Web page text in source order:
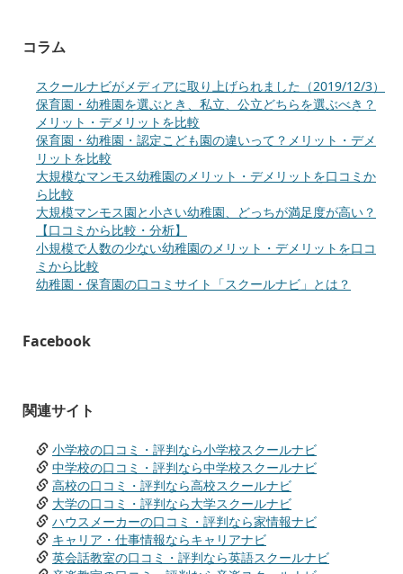
コラム
スクールナビがメディアに取り上げられました（2019/12/3）
保育園・幼稚園を選ぶとき、私立、公立どちらを選ぶべき？
メリット・デメリットを比較
保育園・幼稚園・認定こども園の違いって？メリット・デメ
リットを比較
大規模なマンモス幼稚園のメリット・デメリットを口コミか
ら比較
大規模マンモス園と小さい幼稚園、どっちが満足度が高い？
【口コミから比較・分析】
小規模で人数の少ない幼稚園のメリット・デメリットを口コ
ミから比較
幼稚園・保育園の口コミサイト「スクールナビ」とは？
Facebook
関連サイト
小学校の口コミ・評判なら小学校スクールナビ
中学校の口コミ・評判なら中学校スクールナビ
高校の口コミ・評判なら高校スクールナビ
大学の口コミ・評判なら大学スクールナビ
ハウスメーカーの口コミ・評判なら家情報ナビ
キャリア・仕事情報ならキャリアナビ
英会話教室の口コミ・評判なら英語スクールナビ